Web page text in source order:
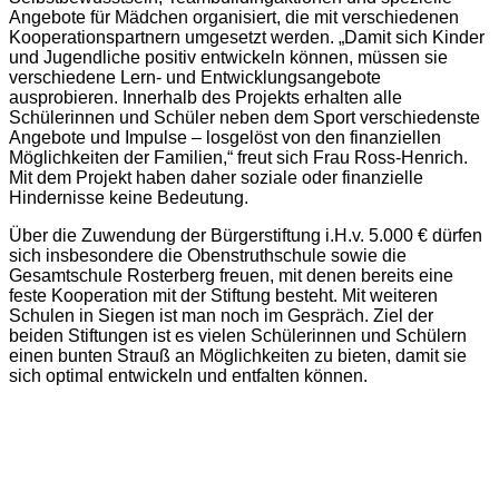
Angebote für Mädchen organisiert, die mit verschiedenen
Kooperationspartnern umgesetzt werden. „Damit sich Kinder
und Jugendliche positiv entwickeln können, müssen sie
verschiedene Lern- und Entwicklungsangebote
ausprobieren. Innerhalb des Projekts erhalten alle
Schülerinnen und Schüler neben dem Sport verschiedenste
Angebote und Impulse – losgelöst von den finanziellen
Möglichkeiten der Familien,“ freut sich Frau Ross-Henrich.
Mit dem Projekt haben daher soziale oder finanzielle
Hindernisse keine Bedeutung.
Über die Zuwendung der Bürgerstiftung i.H.v. 5.000 € dürfen
sich insbesondere die Obenstruthschule sowie die
Gesamtschule Rosterberg freuen, mit denen bereits eine
feste Kooperation mit der Stiftung besteht. Mit weiteren
Schulen in Siegen ist man noch im Gespräch. Ziel der
beiden Stiftungen ist es vielen Schülerinnen und Schülern
einen bunten Strauß an Möglichkeiten zu bieten, damit sie
sich optimal entwickeln und entfalten können.